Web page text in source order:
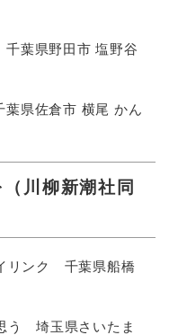
葉県野田市 塩野谷
県佐倉市 横尾 かん
川柳新潮社同
リンク 千葉県船橋
う 埼玉県さいたま